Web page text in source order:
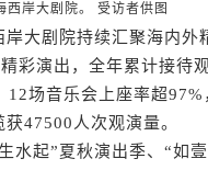
西岸大剧院。 受访者供图
剧院持续汇聚海内外
彩演出，全年累计接待
场音乐会上座率超
47500人次观演量。
起”夏秋演出季、“如壹